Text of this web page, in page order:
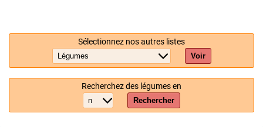
Sélectionnez nos autres listes
Voir
Recherchez des légumes en
Rechercher